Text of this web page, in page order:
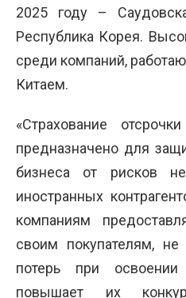
2025 году –
Республика Корея.
среди компаний,
Китаем.
«Страхование
предназначено для
бизнеса от рисков
иностранных
компаниям
своим покупателям,
потерь при
повышает их